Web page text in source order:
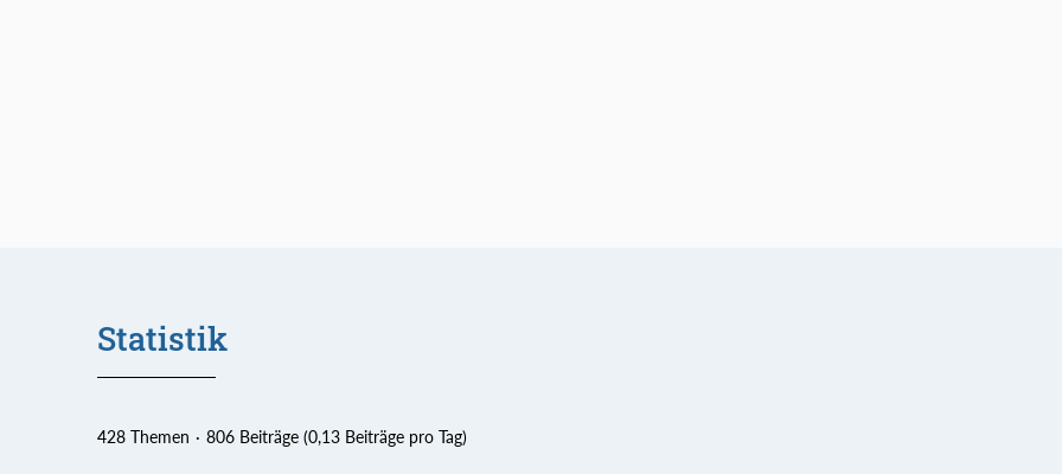
Statistik
428 Themen 806 Beiträge (0,13 Beiträge pro Tag)